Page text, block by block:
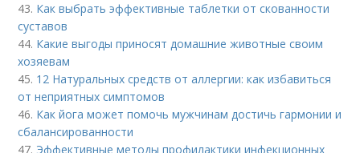
43. Как выбрать эффективные таблетки от скованности
суставов
44. Какие выгоды приносят домашние животные своим
хозяевам
45. 12 Натуральных средств от аллергии: как избавиться
от неприятных симптомов
46. Как йога может помочь мужчинам достичь гармонии и
сбалансированности
47. Эффективные методы профилактики инфекционных